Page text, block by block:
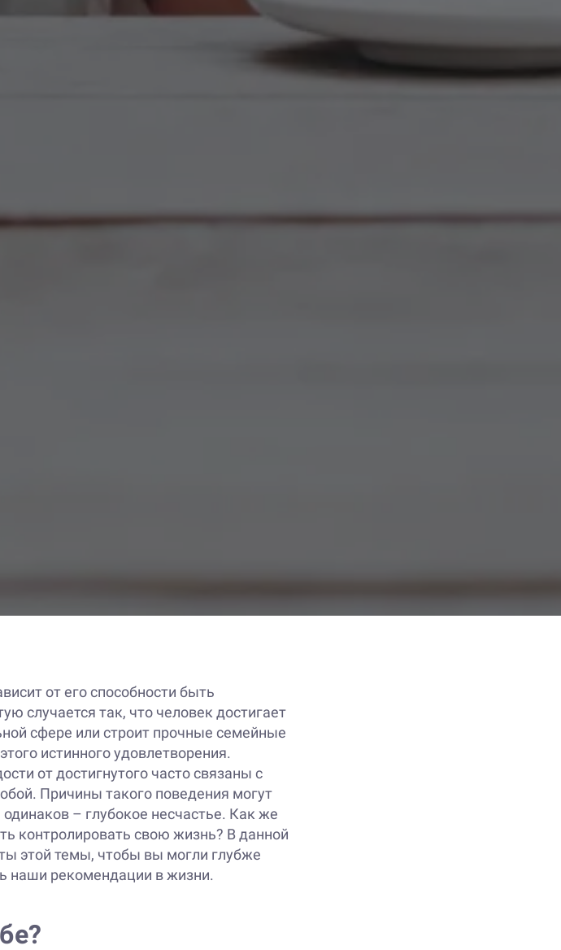
от его способности быть
случается так, что человек достигает
сфере или строит прочные семейные
истинного удовлетворения.
от достигнутого часто связаны с
Причины такого поведения могут
– глубокое несчастье. Как же
контролировать свою жизнь? В данной
этой темы, чтобы вы могли глубже
наши рекомендации в жизни.